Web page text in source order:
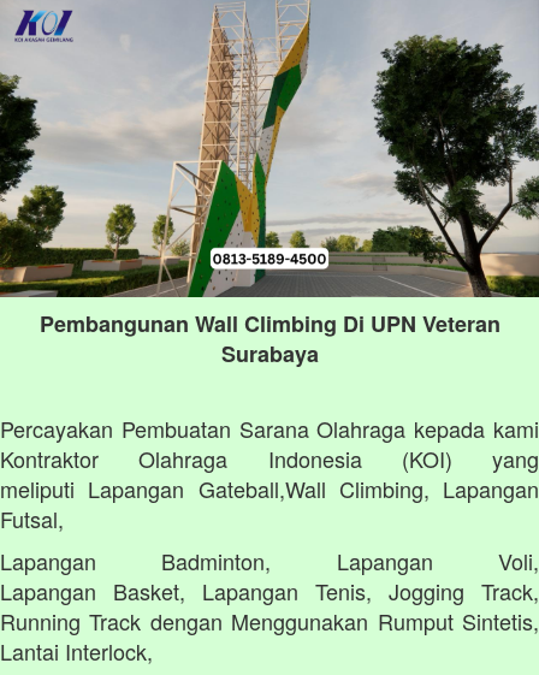
Pembangunan Wall Climbing Di UPN Veteran
Surabaya
Percayakan Pembuatan Sarana Olahraga kepada kami
Kontraktor Olahraga Indonesia (KOI) yang
meliputi Lapangan Gateball,Wall Climbing, Lapangan
Futsal,
Lapangan Badminton, Lapangan Voli,
Lapangan Basket, Lapangan Tenis, Jogging Track,
Running Track dengan Menggunakan Rumput Sintetis,
Lantai Interlock,